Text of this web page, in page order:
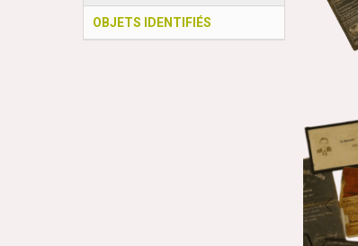
OBJETS IDENTIFIÉS